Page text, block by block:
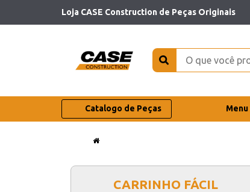
Loja CASE Construction de Peças Originais
Catalogo de Peças
CARRINHO FÁCIL